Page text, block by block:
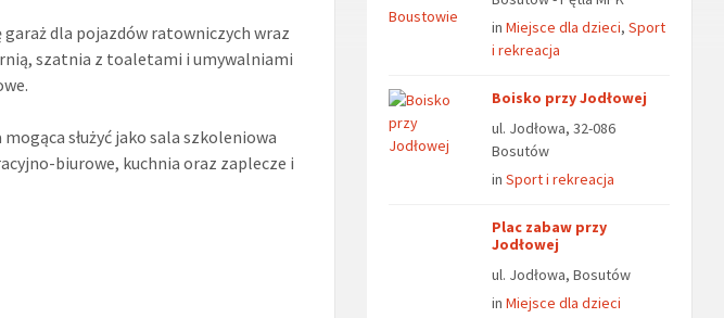
dla pojazdów ratowniczych wraz
szatnia z toaletami i umywalniami
służyć jako sala szkoleniowa
biurowe, kuchnia oraz zaplecze i
inMiejsce dla dzieci,Sport
i rekreacja
Boisko przy Jodłowej
ul. Jodłowa, 32-086
Bosutów
inSport i rekreacja
Plac zabaw przy
Jodłowej
ul. Jodłowa, Bosutów
inMiejsce dla dzieci